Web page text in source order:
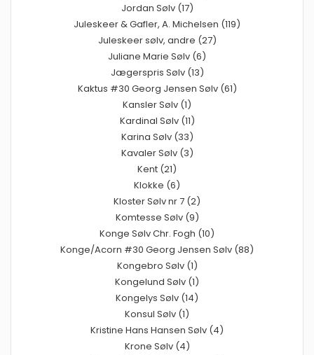
Jordan Sølv (17)
Juleskeer & Gafler, A. Michelsen (119)
Juleskeer sølv, andre (27)
Juliane Marie Sølv (6)
Jægerspris Sølv (13)
Kaktus #30 Georg Jensen Sølv (61)
Kansler Sølv (1)
Kardinal Sølv (11)
Karina Sølv (33)
Kavaler Sølv (3)
Kent (21)
Klokke (6)
Kloster Sølv nr 7 (2)
Komtesse Sølv (9)
Konge Sølv Chr. Fogh (10)
Konge/Acorn #30 Georg Jensen Sølv (88)
Kongebro Sølv (1)
Kongelund Sølv (1)
Kongelys Sølv (14)
Konsul Sølv (1)
Kristine Hans Hansen Sølv (4)
Krone Sølv (4)